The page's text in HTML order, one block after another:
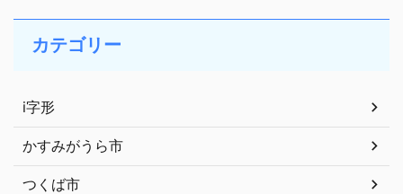
カテゴリー
i字形
かすみがうら市
つくば市